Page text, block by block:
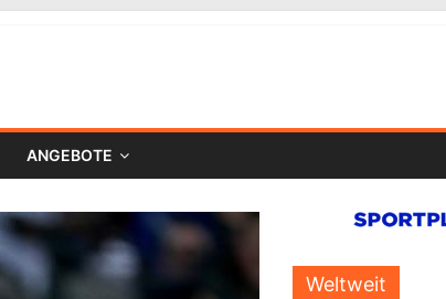
ANGEBOTE
Weltweit